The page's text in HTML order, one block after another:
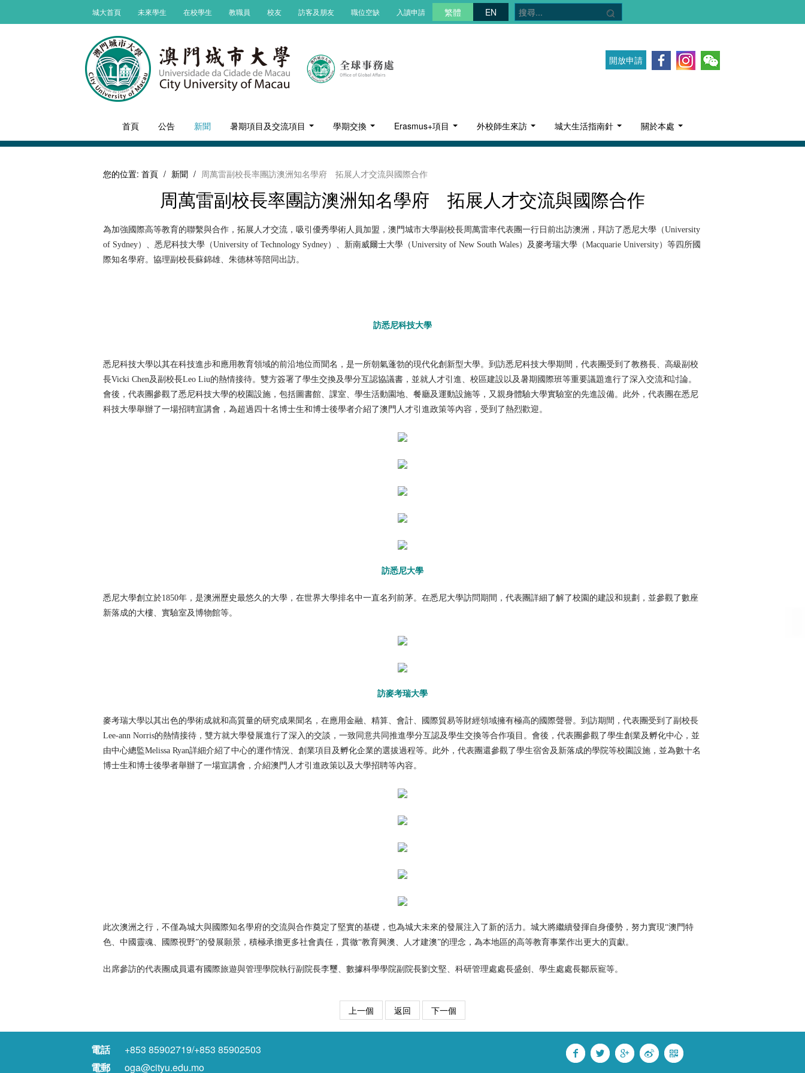
城大首頁 未來學生 在校學生 教職員 校友 訪客及朋友 職位空缺 入讀申請 繁體 EN
開放申請
首頁 公告 新聞 暑期項目及交流項目 學期交換 Erasmus+項目 外校師生來訪 城大生活指南針 關於本處
您的位置: 首頁 / 新聞 / 周萬雷副校長率團訪澳洲知名學府 拓展人才交流與國際合作
周萬雷副校長率團訪澳洲知名學府 拓展人才交流與國際合作
為加強國際高等教育的聯繫與合作，拓展人才交流，吸引優秀學術人員加盟，澳門城市大學副校長周萬雷率代表團一行日前出訪澳洲，拜訪了悉尼大學（University
of Sydney）、悉尼科技大學（University of Technology Sydney）、新南威爾士大學（University of New South Wales）及麥考瑞大學（Macquarie University）等四所國
際知名學府。協理副校長蘇錦雄、朱德林等陪同出訪。
訪悉尼科技大學
悉尼科技大學以其在科技進步和應用教育領域的前沿地位而聞名，是一所朝氣蓬勃的現代化創新型大學。到訪悉尼科技大學期間，代表團受到了教務長、高級副校
長Vicki Chen及副校長Leo Liu的熱情接待。雙方簽署了學生交換及學分互認協議書，並就人才引進、校區建設以及暑期國際班等重要議題進行了深入交流和討論。
會後，代表團參觀了悉尼科技大學的校園設施，包括圖書館、課室、學生活動園地、餐廳及運動設施等，又親身體驗大學實驗室的先進設備。此外，代表團在悉尼
科技大學舉辦了一場招聘宣講會，為超過四十名博士生和博士後學者介紹了澳門人才引進政策等內容，受到了熱烈歡迎。
訪悉尼大學
悉尼大學創立於1850年，是澳洲歷史最悠久的大學，在世界大學排名中一直名列前茅。在悉尼大學訪問期間，代表團詳細了解了校園的建設和規劃，並參觀了數座
新落成的大樓、實驗室及博物館等。
訪麥考瑞大學
麥考瑞大學以其出色的學術成就和高質量的研究成果聞名，在應用金融、精算、會計、國際貿易等財經領域擁有極高的國際聲譽。到訪期間，代表團受到了副校長
Lee-ann Norris的熱情接待，雙方就大學發展進行了深入的交談，一致同意共同推進學分互認及學生交換等合作项目。會後，代表團參觀了學生創業及孵化中心，並
由中心總監Melissa Ryan詳細介紹了中心的運作情況、創業項目及孵化企業的選拔過程等。此外，代表團還參觀了學生宿舍及新落成的學院等校園設施，並為數十名
博士生和博士後學者舉辦了一場宣講會，介紹澳門人才引進政策以及大學招聘等內容。
此次澳洲之行，不僅為城大與國際知名學府的交流與合作奠定了堅實的基礎，也為城大未來的發展注入了新的活力。城大將繼續發揮自身優勢，努力實現“澳門特
色、中國靈魂、國際視野”的發展願景，積極承擔更多社會責任，貫徹“教育興澳、人才建澳”的理念，為本地區的高等教育事業作出更大的貢獻。
出席參訪的代表團成員還有國際旅遊與管理學院執行副院長李璽、數據科學學院副院長劉文堅、科研管理處處長盛劍、學生處處長鄒辰寵等。
上一個 返回 下一個
電話+853 85902719/+853 85902503
電郵 oga@cityu.edu.mo